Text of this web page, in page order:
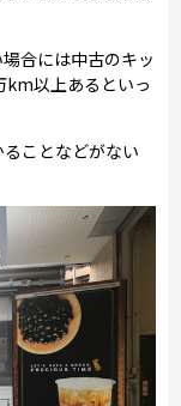
合には中古のキッ
km以上あるといっ
ことなどがない